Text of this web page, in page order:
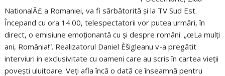
NationalÃ£ a Romaniei, va fi sărbătorită și la TV Sud Est.
Începand cu ora 14.00, telespectatorii vor putea urmări, în
direct, o emisiune emoționantă cu și despre români: „œLa mulți
ani, România!”. Realizatorul Daniel Èšigleanu v-a pregătit
interviuri in exclusivitate cu oameni care au scris în cartea vieții
povești uluitoare. Veți afla încă o dată ce înseamnă pentru